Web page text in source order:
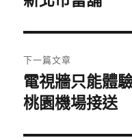
覽
文
章:
下一篇文章
下
一
電視牆只能體
桃園機場接送